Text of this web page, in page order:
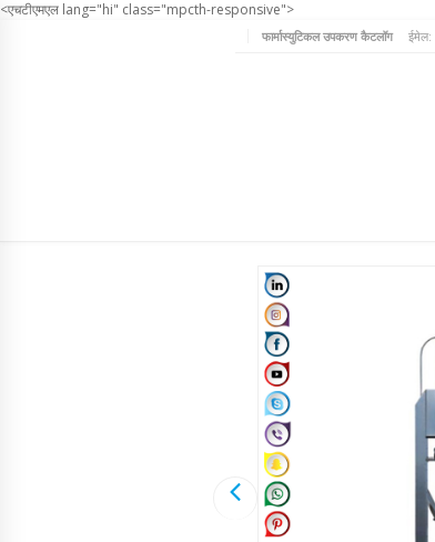
<एचटीएमएल lang="hi" class="mpcth-responsive">
फार्मास्युटिकल उपकरण कैटलॉग ईमेल: